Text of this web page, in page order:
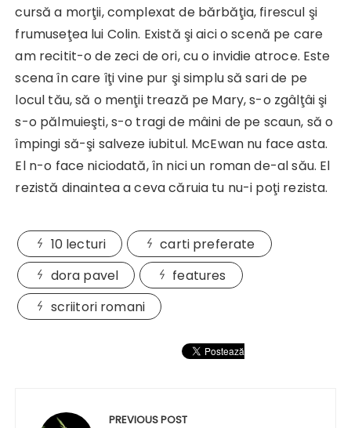
cursă a morţii, complexat de bărbăţia, firescul şi
frumuseţea lui Colin. Există şi aici o scenă pe care
am recitit-o de zeci de ori, cu o invidie atroce. Este
scena în care îţi vine pur şi simplu să sari de pe
locul tău, să o menţii trează pe Mary, s-o zgâlţâi şi
s-o pălmuieşti, s-o tragi de mâini de pe scaun, să o
împingi să-şi salveze iubitul. McEwan nu face asta.
El n-o face niciodată, în nici un roman de-al său. El
rezistă dinaintea a ceva căruia tu nu-i poţi rezista.
10 lecturi
carti preferate
dora pavel
features
scriitori romani
PREVIOUS POST